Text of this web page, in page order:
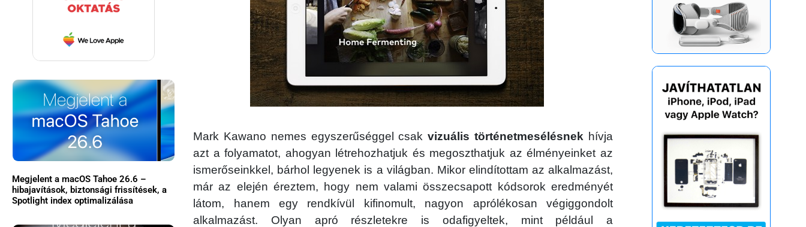
Megjelent a macOS Tahoe 26.6 –
hibajavítások, biztonsági frissítések, a
Spotlight index optimalizálása
Mark Kawano nemes egyszerűséggel csakvizuális történetmesélésnek hívja
azt a folyamatot, ahogyan létrehozhatjuk és megoszthatjuk az élményeinket az
ismerőseinkkel, bárhol legyenek is a világban. Mikor elindítottam az alkalmazást,
már az elején éreztem, hogy nem valami összecsapott kódsorok eredményét
látom, hanem egy rendkívül kifinomult, nagyon aprólékosan végiggondolt
alkalmazást. Olyan apró részletekre is odafigyeltek, mint például a